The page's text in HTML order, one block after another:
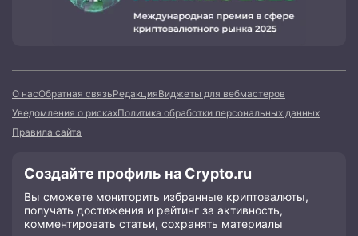
О насОбратная связьРедакцияВиджеты для вебмастеров
Уведомления о рискахПолитика обработки персональных данных
Правила сайта
Создайте профиль на Crypto.ru
Вы сможете мониторить избранные криптовалюты,
получать достижения и рейтинг за активность,
комментировать статьи, сохранять материалы